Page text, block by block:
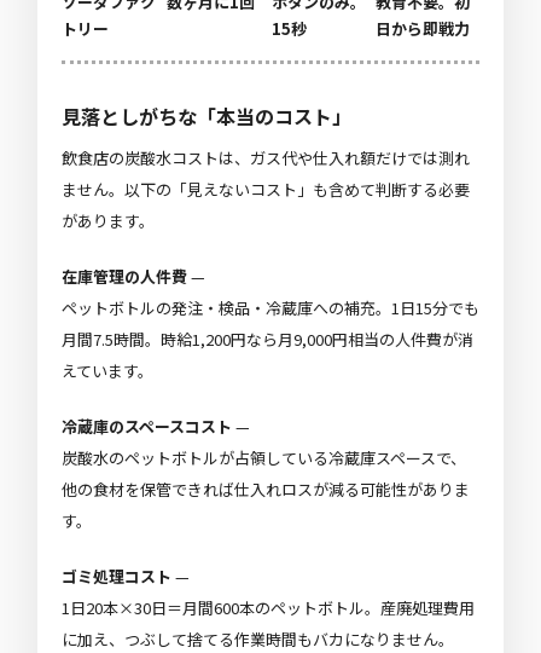
トリー
15秒
日から即戦力
見落としがちな「本当のコスト」
飲食店の炭酸水コストは、ガス代や仕入れ額だけでは測れ
ません。以下の「見えないコスト」も含めて判断する必要
があります。
在庫管理の人件費—
ペットボトルの発注・検品・冷蔵庫への補充。1日15分でも
月間7.5時間。時給1,200円なら月9,000円相当の人件費が消
えています。
冷蔵庫のスペースコスト —
炭酸水のペットボトルが占領している冷蔵庫スペースで、
他の食材を保管できれば仕入れロスが減る可能性がありま
す。
ゴミ処理コスト —
1日20本×30日＝月間600本のペットボトル。産廃処理費用
に加え、つぶして捨てる作業時間もバカになりません。